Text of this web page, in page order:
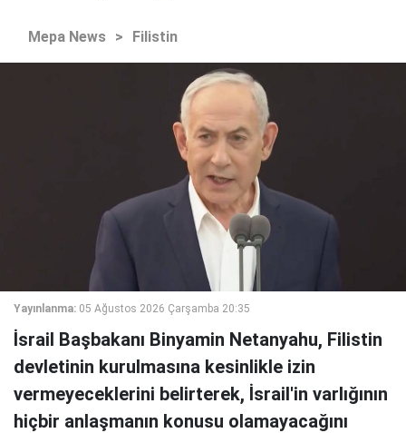
Mepa News > Filistin
Yayınlanma: 05 Ağustos 2026 Çarşamba 20:35
İsrail Başbakanı Binyamin Netanyahu, Filistin
devletinin kurulmasına kesinlikle izin
vermeyeceklerini belirterek, İsrail'in varlığının
hiçbir anlaşmanın konusu olamayacağını